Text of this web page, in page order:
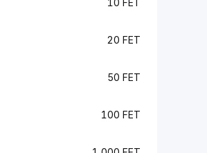
10 FET
20 FET
50 FET
100 FET